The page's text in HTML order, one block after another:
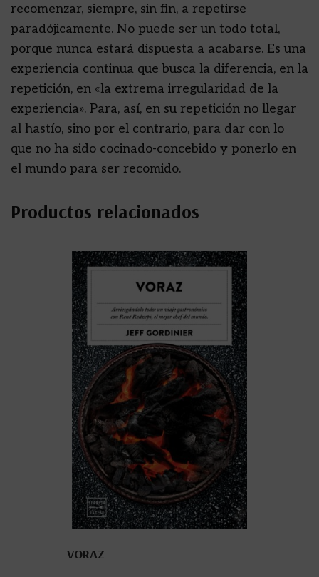
recomenzar, siempre, sin fin, a repetirse
paradójicamente. No puede ser un todo total,
porque nunca estará dispuesta a acabarse. Es una
experiencia continua que busca la diferencia, en la
repetición, en «la extrema irregularidad de la
experiencia». Para, así, en su repetición no llegar
al hastío, sino por el contrario, para dar con lo
que no ha sido cocinado-concebido y ponerlo en
el mundo para ser recomido.
Productos relacionados
VORAZ